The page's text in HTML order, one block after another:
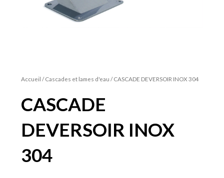
Accueil /Cascades et lames d'eau / CASCADE DEVERSOIR INOX 304
CASCADE
DEVERSOIR INOX
304